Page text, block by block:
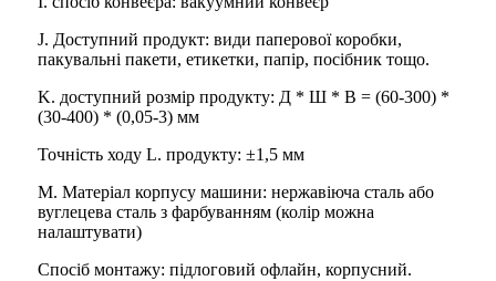
J. Доступний продукт: види паперової коробки,
пакувальні пакети, етикетки, папір, посібник тощо.
K. доступний розмір продукту: Д * Ш * В = (60-300) *
(30-400) * (0,05-3) мм
Точність ходу L. продукту: ±1,5 мм
M. Матеріал корпусу машини: нержавіюча сталь або
вуглецева сталь з фарбуванням (колір можна
налаштувати)
Спосіб монтажу: підлоговий офлайн, корпусний.